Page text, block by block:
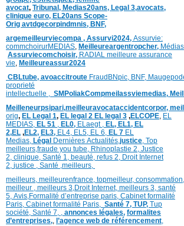
avocat, Tribunal, Medias20ans, Legal 3,avocats,
clinique euro, EL20ans Scope-
Orig avtdgecorpindmnis, BNF,
argemeilleurviecompa , Assurvi2024, Assurvie:
commchoirurMEDIAS, Meilleureargentropcher, Médias
Assurviecomchoisir, RADIAL meilleure assurance
vie, Meilleureassur2024
CBLtube, avoaccitroute FraudBNpic, BNF,
proprieté
intellectuelle , SMPoliakCompmeilassviemedias,
Meilleneurpsipari,meilleuravocataccidentcorpor,
orig, EL Legal 1, EL legal 2 EL legal 3 ,ELCOPE, EL
MEDIAS, EL 51 , EL0, ELaegt , EL, EL1, EL
2,EL ,EL2, EL3, EL4, EL5, EL 6, EL 7 EL
Medias, Légal Dernières Actualités,justice, Top
meilleurs,fraude you tube, Rhinoplastie 2, Justice
2, clinique, Santé 1, beauté, refus 2, Droit Internet
2, justice , Santé ,meilleurs,
meilleurs, meilleurenfrance, topmeilleur, consommation,
meilleur , meilleurs 3,Droit Internet, meilleurs 3, santé
5, Avis,Formalité d’entreprise paris, Cabinet formalité
Paris, Cabinet formalité Paris, Santé 7, TUP, Tup
société, Santé 7, , annonces légales, formalites
d’entreprises,, l’agence web de référencement,